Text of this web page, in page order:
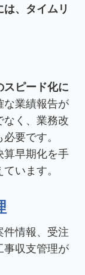
、タイムリ
スピード化に
な業績報告が
なく、業務改
要です。
算早期化を手
います。
件情報、受注
事収支管理が